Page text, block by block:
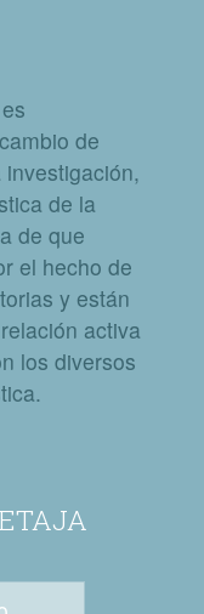
es
de
de la
de que
el hecho de
y están
activa
los diversos